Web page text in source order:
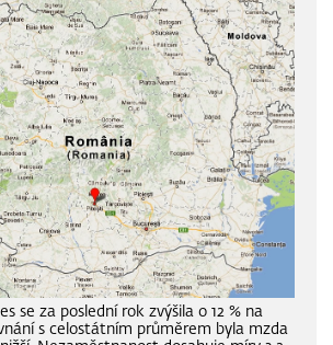
se za poslední rok zvýšila o 12 % na
s celostátním průměrem byla mzda